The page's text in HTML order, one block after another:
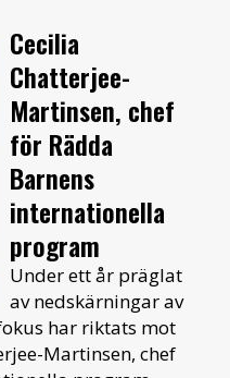
Cecilia
Chatterjee-
Martinsen, chef
för Rädda
Barnens
internationella
program
Under ett år präglat
av nedskärningar av
har riktats mot
Martinsen, chef